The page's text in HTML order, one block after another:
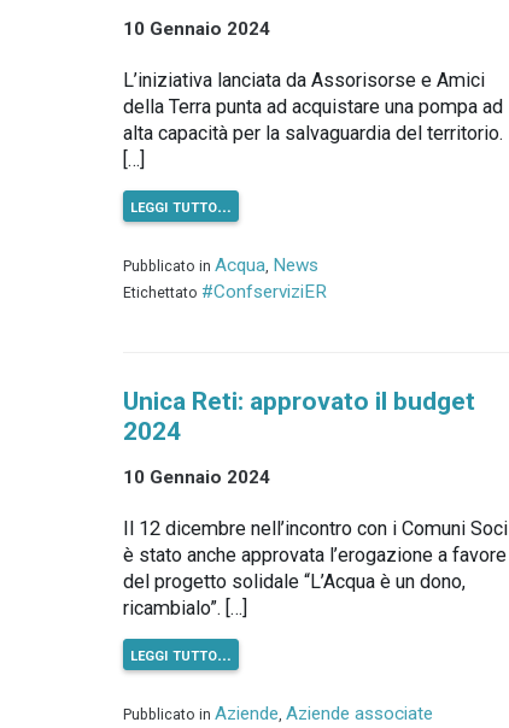
10 Gennaio 2024
L’iniziativa lanciata da Assorisorse e Amici
della Terra punta ad acquistare una pompa ad
alta capacità per la salvaguardia del territorio.
[…]
leggi tutto…
Pubblicato in Acqua, News
Etichettato #ConfserviziER
Unica Reti: approvato il budget
2024
10 Gennaio 2024
Il 12 dicembre nell’incontro con i Comuni Soci
è stato anche approvata l’erogazione a favore
del progetto solidale “L’Acqua è un dono,
ricambialo”. […]
leggi tutto…
Pubblicato in Aziende, Aziende associate